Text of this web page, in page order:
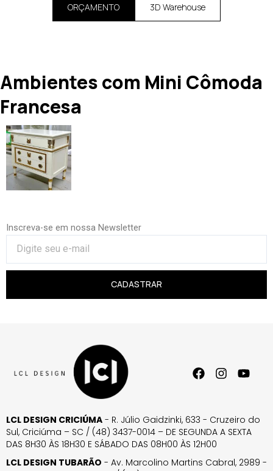
ORÇAMENTO 3D Warehouse
Ambientes com Mini Cômoda
Francesa
Inscreva-se em nossa Newsletter
CADASTRAR
LCL DESIGN CRICIÚMA - R. Júlio Gaidzinki, 633 - Cruzeiro do
Sul, Criciúma – SC / (48) 3437-0014 – DE SEGUNDA A SEXTA
DAS 8H30 ÀS 18H30 E SÁBADO DAS 08H00 ÀS 12H00
LCL DESIGN TUBARÃO - Av. Marcolino Martins Cabral, 2989 -